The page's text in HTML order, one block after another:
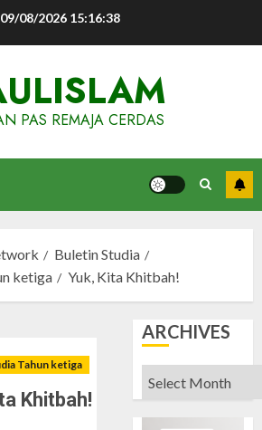
09/08/2026 15:16:39
PAS REMAJA CERDAS
Buletin Studia
ketiga
Yuk, Kita Khitbah!
Tahun ketiga
Khitbah!
ARCHIVES
Archives